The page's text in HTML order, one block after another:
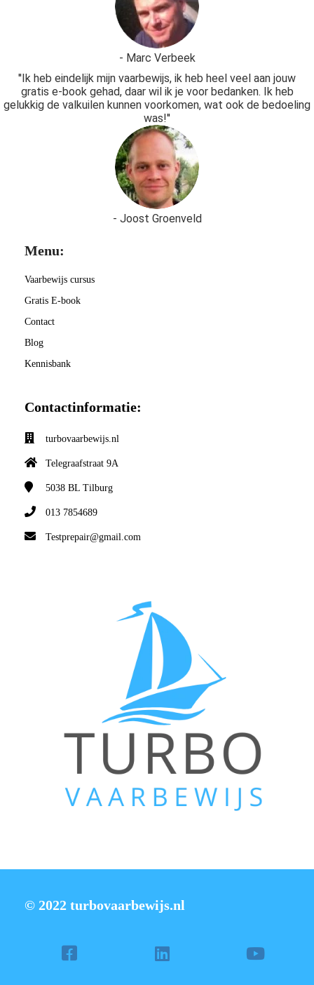
- Marc Verbeek
''Ik heb eindelijk mijn vaarbewijs, ik heb heel veel aan jouw
gratis e-book gehad, daar wil ik je voor bedanken. Ik heb
gelukkig de valkuilen kunnen voorkomen, wat ook de bedoeling
was!''
- Joost Groenveld
Menu:
Vaarbewijs cursus
Gratis E-book
Contact
Blog
Kennisbank
Contactinformatie:
turbovaarbewijs.nl
Telegraafstraat 9A
5038 BL Tilburg
013 7854689
Testprepair@gmail.com
© 2022 turbovaarbewijs.nl